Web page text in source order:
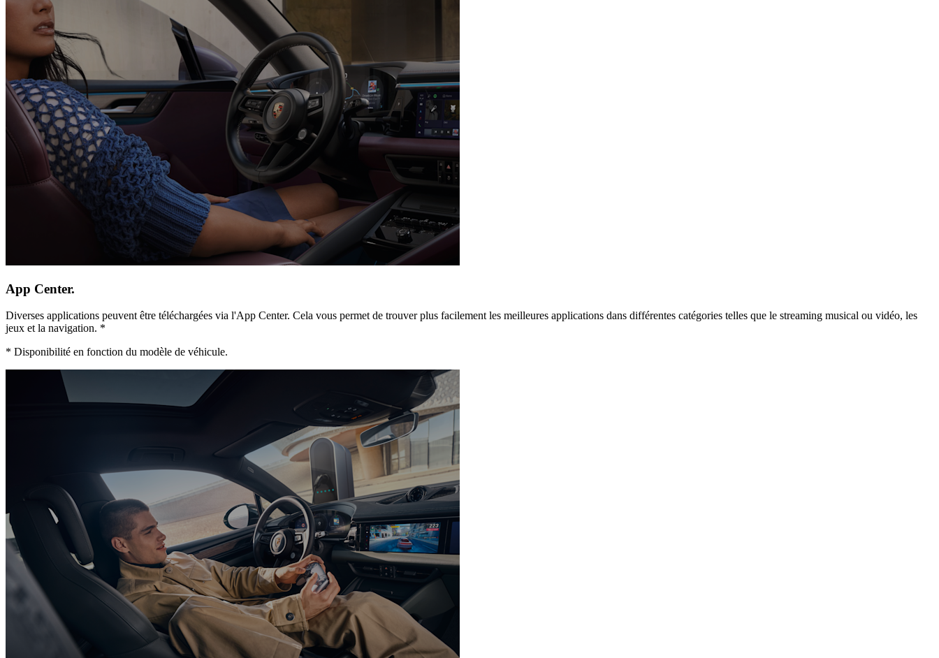
App Center.
Diverses applications peuvent être téléchargées via l'App Center. Cela vous permet de trouver plus facilement les meilleures applications dans différentes catégories telles que le streaming musical ou vidéo, les
jeux et la navigation. *
* Disponibilité en fonction du modèle de véhicule.